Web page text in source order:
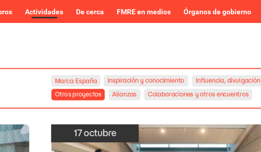
Actividades De cerca FMRE en medios Órganos de gobierno
17octubre
Marca España
Otros proyectos Alianzas Colaboraciones y otros encuentros
Inspiración y conocimiento Influencia, divulgación